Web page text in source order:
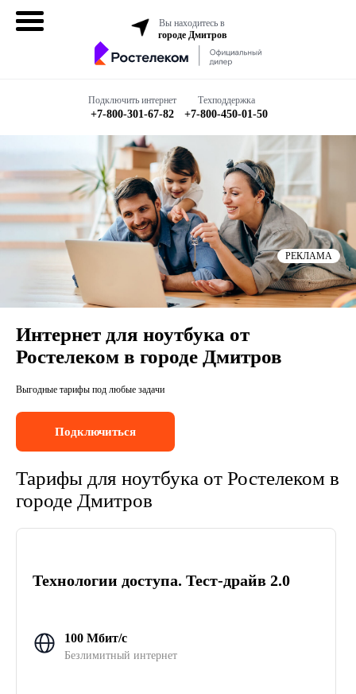
Вы находитесь в
городе Дмитров
Подключить интернет
+7-800-301-67-82
Техподдержка
+7-800-450-01-50
Интернет + ТВ
Все в одном
Все тарифы
Бизнесу
Подключить
Интернет для ноутбука от
Ростелеком в городе Дмитров
Выгодные тарифы под любые задачи
Подключиться
РЕКЛАМА
Тарифы для ноутбука от Ростелеком в
городе Дмитров
Технологии доступа. Тест-драйв 2.0
100 Мбит/с
Безлимитный интернет